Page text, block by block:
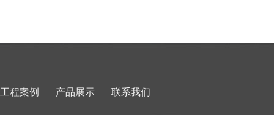
工程案例 产品展示 联系我们